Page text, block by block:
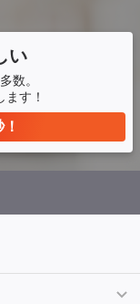
い
数。
す！